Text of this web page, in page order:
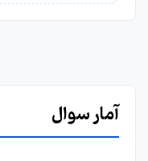
آمار سوال